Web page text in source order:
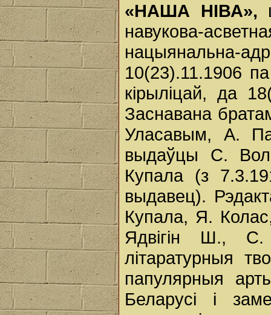
«НАША НІВА»,
навукова-
нацыянальна-
10(23).11.1906
кірыліцай, да
Заснавана
Уласавым, А.
выдаўцы С.
Купала (з
выдавец).
Купала, Я.
Ядвігін Ш.,
літаратурныя
папулярныя
Беларусі і